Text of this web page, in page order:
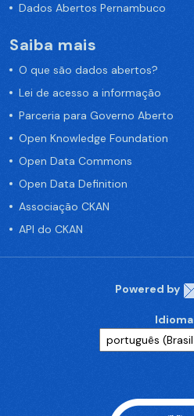
Dados Abertos Pernambuco
Saiba mais
O que são dados abertos?
Lei de acesso a informação
Parceria para Governo Aberto
Open Knowledge Foundation
Open Data Commons
Open Data Definition
Associação CKAN
API do CKAN
Powered by
Idioma